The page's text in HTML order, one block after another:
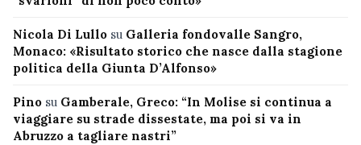
Nicola Di Lullo su Galleria fondovalle Sangro,
Monaco: «Risultato storico che nasce dalla stagione
politica della Giunta D’Alfonso»
Pino su Gamberale, Greco: “In Molise si continua a
viaggiare su strade dissestate, ma poi si va in
Abruzzo a tagliare nastri”